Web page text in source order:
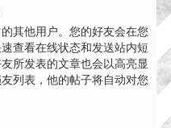
其他用户。您的好友会在您
查看在线状态和发送站内短
所发表的文章也会以高亮显
列表，他的帖子将自动对您